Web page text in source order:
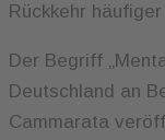
Rückkehr
Der Begriff
Deutschland an
Cammarata